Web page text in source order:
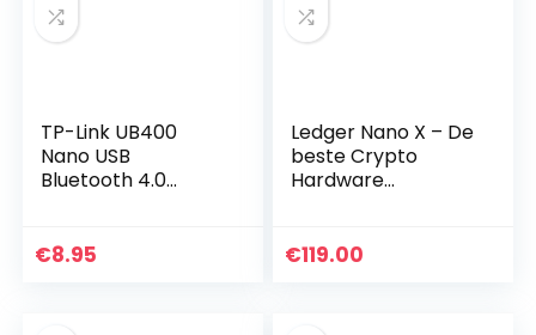
TP-Link UB400
Nano USB
Bluetooth 4.0
Desktop
€8.95
Ledger Nano X – De
beste Crypto
Hardware
en beheer uw
€119.00